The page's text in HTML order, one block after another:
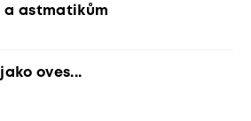
a astmatikům
oves...